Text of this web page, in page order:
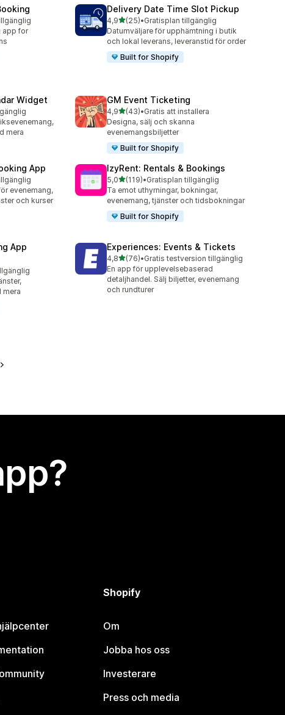
app for
Delivery Date Time Slot Pickup
4,9av 5 stjärnor
(25)
25 recensioner totalt
•Gratisplan tillgänglig
Datumväljare för upphämtning i butik
och lokal leverans, leveranstid för order
Built for Shopify
Widget
mera
GM Event Ticketing
4,9av 5 stjärnor
(43)
43 recensioner totalt
•Gratis att installera
Designa, sälj och skanna
evenemangsbiljetter
Built for Shopify
App
evenemang,
och kurser
IzyRent: Rentals & Bookings
5,0av 5 stjärnor
(119)
119 recensioner totalt
•Gratisplan tillgänglig
Ta emot uthyrningar, bokningar,
evenemang, tjänster och tidsbokningar
Built for Shopify
App
mera
Experiences: Events & Tickets
4,8av 5 stjärnor
(76)
76 recensioner totalt
•Gratis testversion tillgänglig
En app för upplevelsebaserad
detaljhandel. Sälj biljetter, evenemang
och rundturer
Shopify
Om
Jobba hos oss
Investerare
Press och media